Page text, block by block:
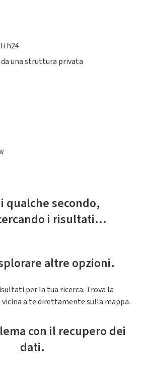
h24
una struttura privata
qualche secondo,
i risultati...
altre opzioni.
per la tua ricerca. Trova la
a te direttamente sulla mappa.
con il recupero dei
dati.